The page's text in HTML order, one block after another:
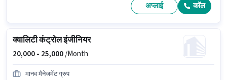
अप्लाई कॉल
क्वालिटी कंट्रोल इंजीनियर
20,000 - 25,000/Month
मानव मैनेजमेंट ग्रुप